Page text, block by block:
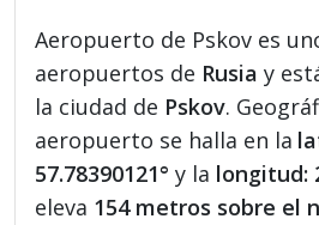
Aeropuerto de Pskov es
aeropuertos de Rusia y
la ciudad de Pskov.
aeropuerto se halla en la
57.78390121° y la longitud:
eleva 154 metros sobre el